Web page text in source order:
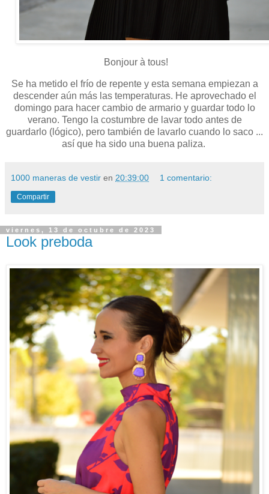
Bonjour à tous!
Se ha metido el frío de repente y esta semana empiezan a
descender aún más las temperaturas. He aprovechado el
domingo para hacer cambio de armario y guardar todo lo
verano. Tengo la costumbre de lavar todo antes de
guardarlo (lógico), pero también de lavarlo cuando lo saco ...
así que ha sido una buena paliza.
1000 maneras de vestir en 20:39:00 1 comentario:
Compartir
viernes, 13 de octubre de 2023
Look preboda